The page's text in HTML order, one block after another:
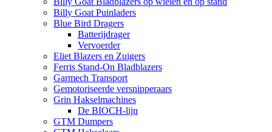
Billy Goat Puinladers
Blue Bird Dragers
Batterijdrager
Vervoerder
Eliet Blazers en Zuigers
Ferris Stand-On Bladblazers
Garmech Transport
Gemotoriseerde versnipperaars
Grin Hakselmachines
De BIOCH-lijn
GTM Dumpers